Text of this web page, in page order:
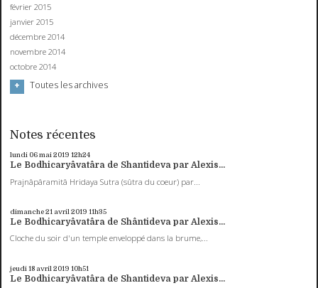
février 2015
janvier 2015
décembre 2014
novembre 2014
octobre 2014
Toutes les archives
Notes récentes
lundi 06mai 2019 12h24
Le Bodhicaryâvatâra de Shantideva par Alexis...
Prajnâpâramitâ Hridaya Sutra (sûtra du coeur) par...
dimanche 21 avril 2019 11h35
Le Bodhicaryâvatâra de Shântideva par Alexis...
Cloche du soir d'un temple enveloppé dans la brume,...
jeudi 18 avril 2019 10h51
Le Bodhicaryâvatâra de Shantideva par Alexis...